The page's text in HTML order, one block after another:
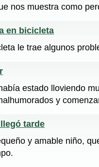
nos muestra como
en bicicleta
le trae algunos
estado lloviendo
y
tarde
y amable niño,